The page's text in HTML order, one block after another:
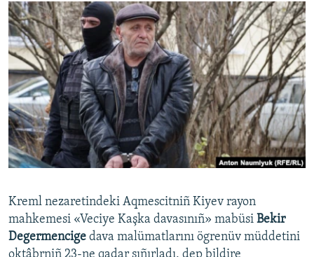
SÜRET
BLOGLAR
FİKİR
Русский
Українською
QOŞULIÑIZ!
RFE/RS bütün saytları
Kreml nezaretindeki Aqmescitniñ Kiyev rayon
mahkemesi «Veciye Kaşka davasınıñ» mabüsi Bekir
Degermencige dava malümatlarını ögrenüv müddetini